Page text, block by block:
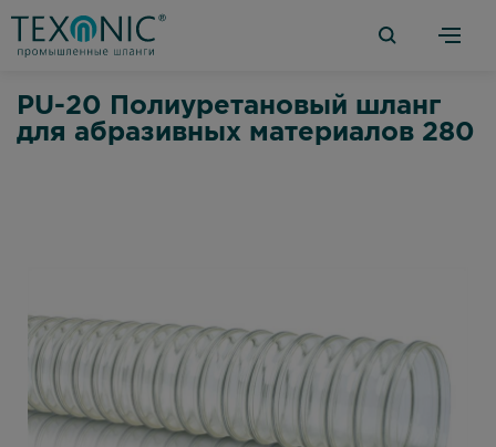
PU-20 Полиуретановый шланг
для абразивных материалов 280